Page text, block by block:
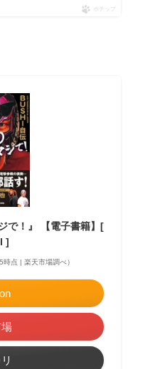
ポチップ
で！』 【電子書籍】[
]
点 | 楽天市場調べ）